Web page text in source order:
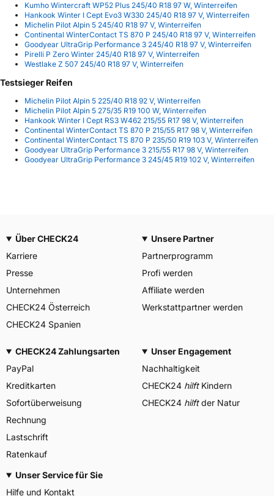
Kumho Wintercraft WP52 Plus 245/40 R18 97 W, Winterreifen
Hankook Winter I Cept Evo3 W330 245/40 R18 97 V, Winterreifen
Michelin Pilot Alpin 5 245/40 R18 97 V, Winterreifen
Continental WinterContact TS 870 P 245/40 R18 97 V, Winterreifen
Goodyear UltraGrip Performance 3 245/40 R18 97 V, Winterreifen
Pirelli P Zero Winter 245/40 R18 97 V, Winterreifen
Westlake Z 507 245/40 R18 97 V, Winterreifen
Testsieger Reifen
Michelin Pilot Alpin 5 225/40 R18 92 V, Winterreifen
Michelin Pilot Alpin 5 275/35 R19 100 W, Winterreifen
Hankook Winter I Cept RS3 W462 215/55 R17 98 V, Winterreifen
Continental WinterContact TS 870 P 215/55 R17 98 V, Winterreifen
Continental WinterContact TS 870 P 235/50 R19 103 V, Winterreifen
Goodyear UltraGrip Performance 3 215/55 R17 98 V, Winterreifen
Goodyear UltraGrip Performance 3 245/45 R19 102 V, Winterreifen
Über CHECK24
Karriere
Presse
Unternehmen
CHECK24 Österreich
CHECK24 Spanien
Unsere Partner
Partnerprogramm
Profi werden
Affiliate werden
Werkstattpartner werden
CHECK24 Zahlungsarten
PayPal
Kreditkarten
Sofortüberweisung
Rechnung
Lastschrift
Ratenkauf
Unser Engagement
Nachhaltigkeit
CHECK24 hilftKindern
CHECK24 hilftder Natur
Unser Service für Sie
Hilfe und Kontakt